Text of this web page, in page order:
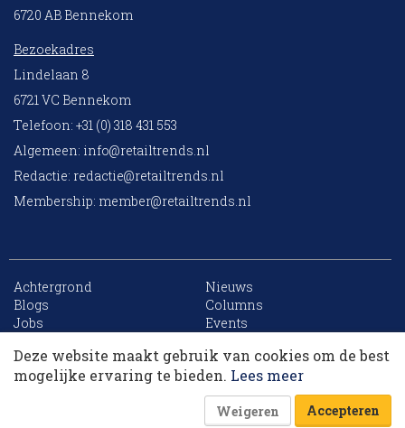
6720 AB Bennekom
Bezoekadres
Lindelaan 8
6721 VC Bennekom
Telefoon: +31 (0) 318 431 553
Algemeen: info@retailtrends.nl
Redactie: redactie@retailtrends.nl
Membership: member@retailtrends.nl
Achtergrond
Nieuws
Blogs
Columns
Jobs
Events
Archief
Sitemap
Website is powered by
Deze website maakt gebruik van cookies om de best
mogelijke ervaring te bieden. Lees meer
Weigeren Accepteren
10 collega’s
Korting op events